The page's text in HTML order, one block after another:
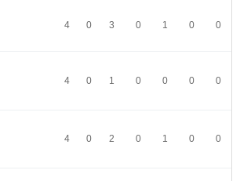
4 0 3 0 1 0 0
4 0 1 0 0 0 0
4 0 2 0 1 0 0